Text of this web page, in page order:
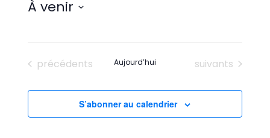
À venir
date.
Évènements
précédents Aujourd’hui Évènements
suivants
S’abonner au calendrier